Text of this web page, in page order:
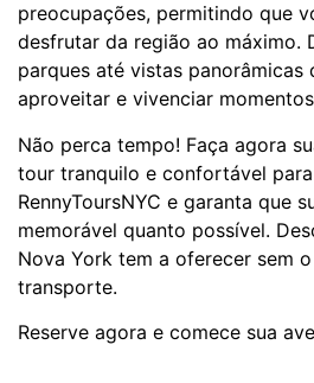
preocupações, permitindo que
desfrutar da região ao máximo.
parques até vistas panorâmicas
aproveitar e vivenciar
Não perca tempo! Faça agora
tour tranquilo e confortável
RennyToursNYC e garanta que
memorável quanto possível.
Nova York tem a oferecer sem
transporte.
Reserve agora e comece sua